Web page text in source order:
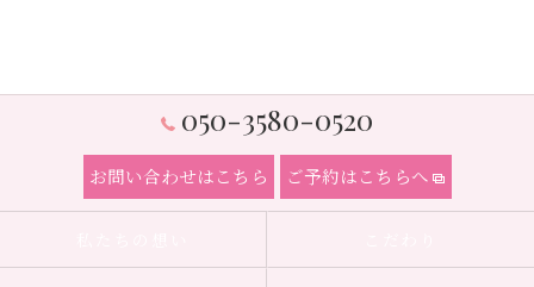
050-3580-0520
お問い合わせはこちら ご予約はこちらへ